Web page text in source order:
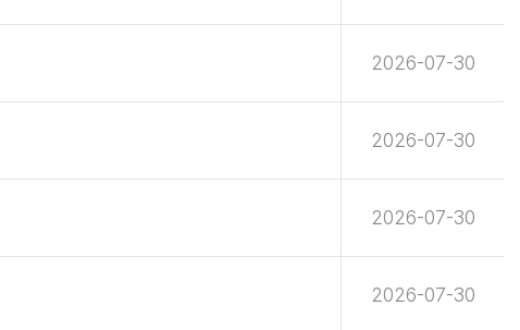
2026-07-30
2026-07-30
2026-07-30
2026-07-30